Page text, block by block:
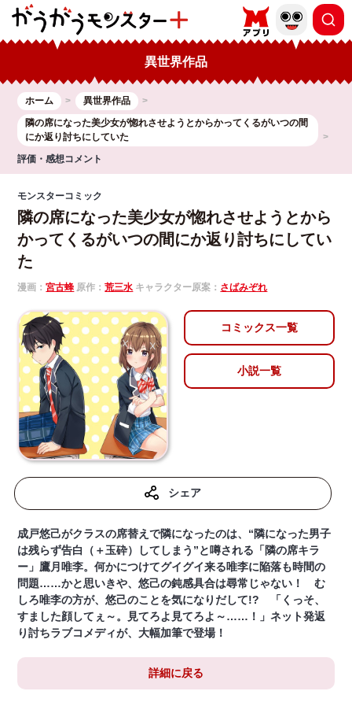
異世界作品
ホーム
異世界作品
隣の席になった美少女が惚れさせようとからかってくるがいつの間
にか返り討ちにしていた
評価・感想コメント
モンスターコミック
隣の席になった美少女が惚れさせようとから
かってくるがいつの間にか返り討ちにしてい
た
漫画：宮古蜂 原作：荒三水 キャラクター原案： さばみぞれ
コミックス一覧
小説一覧
シェア
成戸悠己がクラスの席替えで隣になったのは、“隣になった男子
は残らず告白（＋玉砕）してしまう”と噂される「隣の席キラ
ー」鷹月唯李。何かにつけてグイグイ来る唯李に陥落も時間の
問題……かと思いきや、悠己の鈍感具合は尋常じゃない！ む
しろ唯李の方が、悠己のことを気になりだして!? 「くっそ、
すました顔してぇ～。見てろよ見てろよ～……！」ネット発返
り討ちラブコメディが、大幅加筆で登場！
詳細に戻る